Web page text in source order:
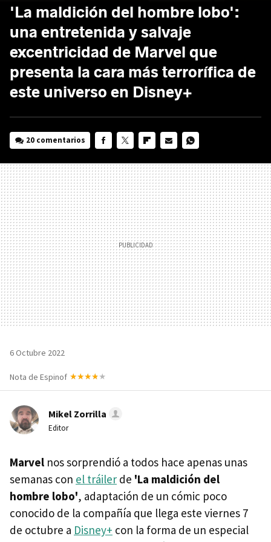
'La maldición del hombre lobo':
una entretenida y salvaje
excentricidad de Marvel que
presenta la cara más terrorífica de
este universo en Disney+
20 comentarios
MAIL
6 Octubre 2022
Nota de Espinof
Mikel Zorrilla
Editor
Marvel nos sorprendió a todos hace apenas unas
semanas con el tráiler de 'La maldición del
hombre lobo', adaptación de un cómic poco
conocido de la compañía que llega este viernes 7
de octubre a Disney+ con la forma de un especial